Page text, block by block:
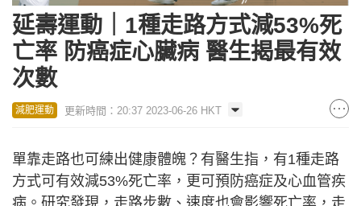
延壽運動｜1種走路方式減53%死
亡率 防癌症心臟病 醫生揭最有效
次數
減肥運動 更新時間：20:37 2023-06-26 HKT
單靠走路也可練出健康體魄？有醫生指，有1種走路
方式可有效減53%死亡率，更可預防癌症及心血管疾
病。研究發現，走路步數、速度也會影響死亡率，走